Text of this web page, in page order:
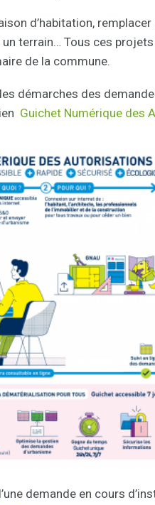
d’habitation,
terrain… Tous ces
de la commune.
démarches des
Guichet Numérique des
demande en cours